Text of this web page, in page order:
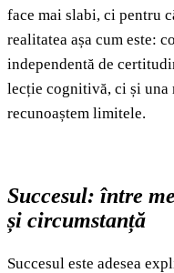
face mai slabi, ci pentru
realitatea așa cum este:
independentă de
lecție cognitivă, ci și una
recunoaștem limitele.
Succesul: între
și circumstanță
Succesul este adesea